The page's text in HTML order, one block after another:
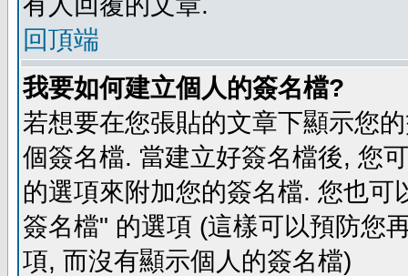
回頂端
我要如何建立個人的簽名檔?
若想要在您張貼的文章下顯示您
個簽名檔. 當建立好簽名檔後, 您
的選項來附加您的簽名檔. 您也
簽名檔" 的選項 (這樣可以預防您
項, 而沒有顯示個人的簽名檔)